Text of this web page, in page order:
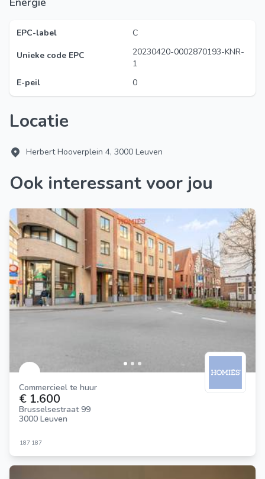
EPC-label
C
Unieke code EPC
20230420-0002870193-KNR-
1
E-peil
0
Locatie
Herbert Hooverplein 4, 3000 Leuven
Ook interessant voor jou
Commercieel te huur
€ 1.600
Brusselsestraat 99
3000 Leuven
187 187